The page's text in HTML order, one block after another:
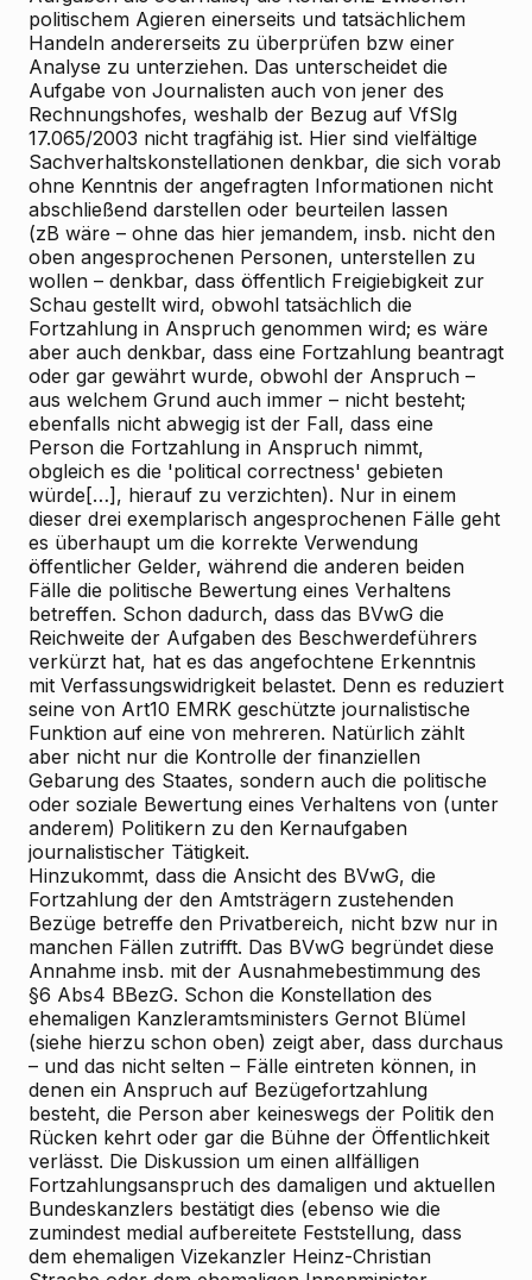
politischem Agieren einerseits und tatsächlichem
Handeln andererseits zu überprüfen bzw einer
Analyse zu unterziehen. Das unterscheidet die
Aufgabe von Journalisten auch von jener des
Rechnungshofes, weshalb der Bezug auf VfSlg
17.065/2003 nicht tragfähig ist. Hier sind vielfältige
Sachverhaltskonstellationen denkbar, die sich vorab
ohne Kenntnis der angefragten Informationen nicht
abschließend darstellen oder beurteilen lassen
(zB wäre – ohne das hier jemandem, insb. nicht den
oben angesprochenen Personen, unterstellen zu
wollen – denkbar, dass öffentlich Freigiebigkeit zur
Schau gestellt wird, obwohl tatsächlich die
Fortzahlung in Anspruch genommen wird; es wäre
aber auch denkbar, dass eine Fortzahlung beantragt
oder gar gewährt wurde, obwohl der Anspruch –
aus welchem Grund auch immer – nicht besteht;
ebenfalls nicht abwegig ist der Fall, dass eine
Person die Fortzahlung in Anspruch nimmt,
obgleich es die 'political correctness' gebieten
würde[…], hierauf zu verzichten). Nur in einem
dieser drei exemplarisch angesprochenen Fälle geht
es überhaupt um die korrekte Verwendung
öffentlicher Gelder, während die anderen beiden
Fälle die politische Bewertung eines Verhaltens
betreffen. Schon dadurch, dass das BVwG die
Reichweite der Aufgaben des Beschwerdeführers
verkürzt hat, hat es das angefochtene Erkenntnis
mit Verfassungswidrigkeit belastet. Denn es reduziert
seine von Art10 EMRK geschützte journalistische
Funktion auf eine von mehreren. Natürlich zählt
aber nicht nur die Kontrolle der finanziellen
Gebarung des Staates, sondern auch die politische
oder soziale Bewertung eines Verhaltens von (unter
anderem) Politikern zu den Kernaufgaben
journalistischer Tätigkeit.
Hinzukommt, dass die Ansicht des BVwG, die
Fortzahlung der den Amtsträgern zustehenden
Bezüge betreffe den Privatbereich, nicht bzw nur in
manchen Fällen zutrifft. Das BVwG begründet diese
Annahme insb. mit der Ausnahmebestimmung des
§6 Abs4 BBezG. Schon die Konstellation des
ehemaligen Kanzleramtsministers Gernot Blümel
(siehe hierzu schon oben) zeigt aber, dass durchaus
– und das nicht selten – Fälle eintreten können, in
denen ein Anspruch auf Bezügefortzahlung
besteht, die Person aber keineswegs der Politik den
Rücken kehrt oder gar die Bühne der Öffentlichkeit
verlässt. Die Diskussion um einen allfälligen
Fortzahlungsanspruch des damaligen und aktuellen
Bundeskanzlers bestätigt dies (ebenso wie die
zumindest medial aufbereitete Feststellung, dass
dem ehemaligen Vizekanzler Heinz-Christian